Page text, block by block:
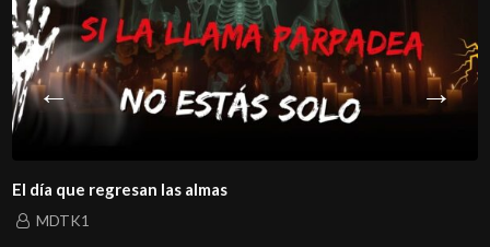
El día que regresan las almas
MDTK1